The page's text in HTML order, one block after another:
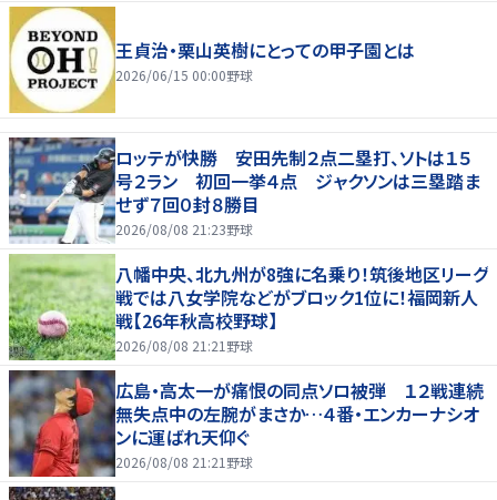
王貞治・栗山英樹にとっての甲子園とは
2026/06/15 00:00野球
ロッテが快勝 安田先制２点二塁打、ソトは１５
号２ラン 初回一挙４点 ジャクソンは三塁踏ま
せず７回０封８勝目
2026/08/08 21:23野球
八幡中央、北九州が8強に名乗り！筑後地区リーグ
戦では八女学院などがブロック1位に！福岡新人
戦【26年秋高校野球】
2026/08/08 21:21 野球
広島・高太一が痛恨の同点ソロ被弾 １２戦連続
無失点中の左腕がまさか…４番・エンカーナシオ
ンに運ばれ天仰ぐ
2026/08/08 21:21 野球